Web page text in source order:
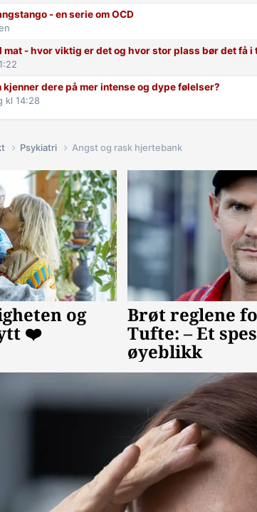
- en serie om OCD
- hvor viktig er det og hvor stor plass bør det få i
dere på mer intense og dype følelser?
kl 14:28
Psykiatri Angst og rask hjertebank